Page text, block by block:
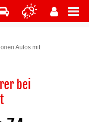
Autos mit
bei